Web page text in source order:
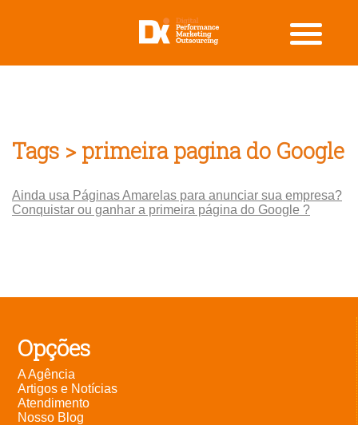
Tags > primeira pagina do Google
Ainda usa Páginas Amarelas para anunciar sua empresa?
Conquistar ou ganhar a primeira página do Google ?
Opções
A Agência
Artigos e Notícias
Atendimento
Nosso Blog